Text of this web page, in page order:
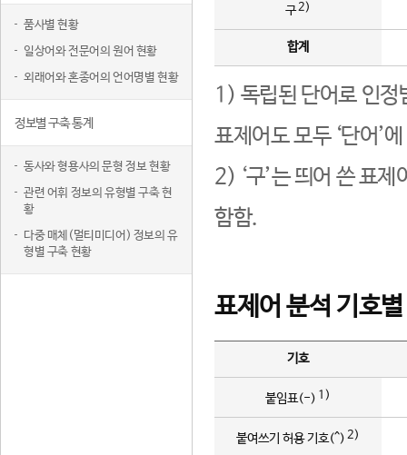
품사별 현황
일상어와 전문어의 원어 현황
외래어와 혼종어의 언어명별 현황
정보별 구축 통계
동사와 형용사의 문형 정보 현황
관련 어휘 정보의 유형별 구축 현
황
다중 매체(멀티미디어) 정보의 유
형별 구축 현황
구2)
합계
1) 독립된 단어로 인정
표제어도 모두 ‘단어’
2) ‘구’는 띄어 쓴 표
함함.
표제어 분석 기호
기호
붙임표(-) 1)
붙여쓰기 허용 기호(^) 2)